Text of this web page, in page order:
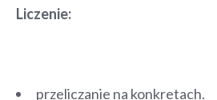
Liczenie:
przeliczanie na konkretach.